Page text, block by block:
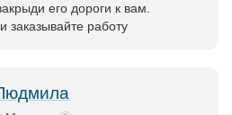
его дороги к вам.
заказывайте работу